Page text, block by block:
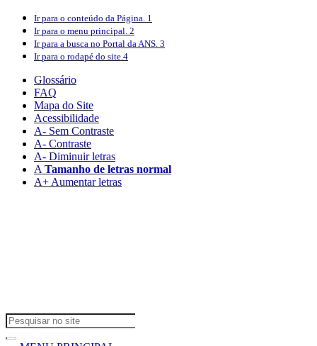
Ir para o conteúdo da Página. 1
Ir para o menu principal. 2
Ir para a busca no Portal da ANS. 3
Ir para o rodapé do site.4
Glossário
FAQ
Mapa do Site
Acessibilidade
A- Sem Contraste
A- Contraste
A- Diminuir letras
A Tamanho de letras normal
A+ Aumentar letras